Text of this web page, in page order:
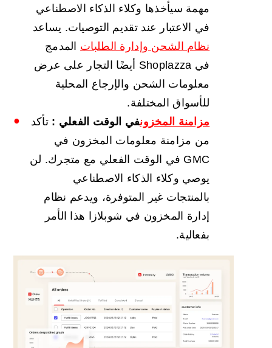
مهمة سيأخذها وكلاء الذكاء الاصطناعي
في الاعتبار عند تقديم التوصيات. يساعد
نظام الشحن وإدارة الطلبات المدمج
في Shoplazza أيضًا التجار على عرض
معلومات الشحن والإرجاع المحلية
للأسواق المختلفة.
مزامنة المخزونفي الوقت الفعلي : تأكد
من مزامنة معلومات المخزون في
GMC في الوقت الفعلي مع متجرك. لن
يوصي وكلاء الذكاء الاصطناعي
بالمنتجات غير المتوفرة، ويدعم نظام
إدارة المخزون في شوبلازا هذا الأمر
بفعالية.